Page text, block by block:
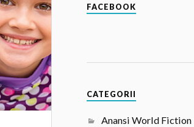
FACEBOOK
CATEGORII
Anansi World Fiction